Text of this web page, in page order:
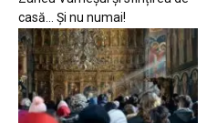
casă… Și nu numai!